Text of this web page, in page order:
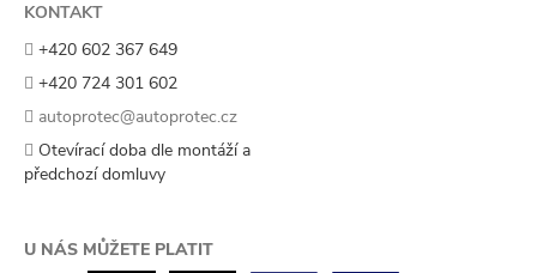
KONTAKT
+420 602 367 649
+420 724 301 602
autoprotec@autoprotec.cz
Otevírací doba dle montáží a
předchozí domluvy
U NÁS MŮŽETE PLATIT